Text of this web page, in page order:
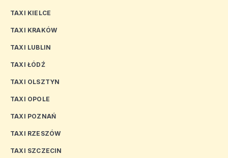
TAXI KIELCE
TAXI KRAKÓW
TAXI LUBLIN
TAXI ŁÓDŹ
TAXI OLSZTYN
TAXI OPOLE
TAXI POZNAŃ
TAXI RZESZÓW
TAXI SZCZECIN